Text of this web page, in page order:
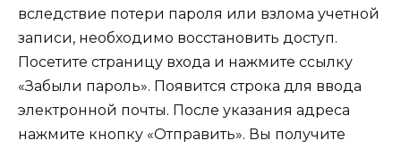
вследствие потери пароля или взлома учетной
записи, необходимо восстановить доступ.
Посетите страницу входа и нажмите ссылку
«Забыли пароль». Появится строка для ввода
электронной почты. После указания адреса
нажмите кнопку «Отправить». Вы получите